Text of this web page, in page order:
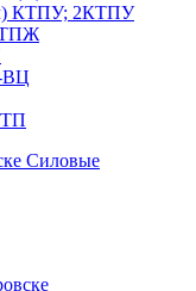
КТПУ; 2КТПУ
ВЦ
Силовые